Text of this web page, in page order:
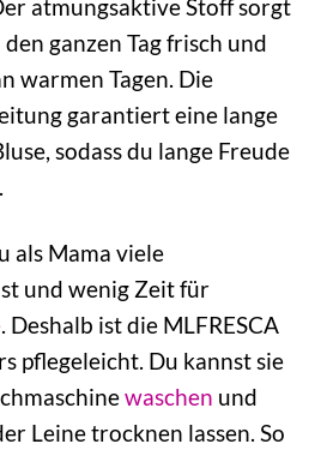
atmungsaktive Stoff sorgt
ganzen Tag frisch und
warmen Tagen. Die
garantiert eine lange
sodass du lange Freude
als Mama viele
und wenig Zeit für
. Deshalb ist die MLFRESCA
pflegeleicht. Du kannst sie
waschen und
Leine trocknen lassen. So